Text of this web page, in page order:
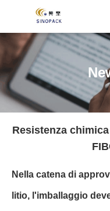
Resistenza
Nella catena di
litio, l'imballaggio